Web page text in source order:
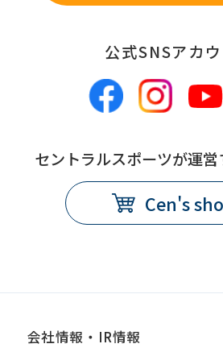
公式SNSアカ
セントラルスポーツが運
Cen's
会社情報・IR情報